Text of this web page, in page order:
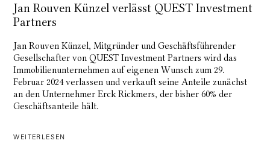
Jan Rouven Künzel verlässt QUEST Investment
Partners
Jan Rouven Künzel, Mitgründer und Geschäftsführender
Gesellschafter von QUEST Investment Partners wird das
Immobilienunternehmen auf eigenen Wunsch zum 29.
Februar 2024 verlassen und verkauft seine Anteile zunächst
an den Unternehmer Erck Rickmers, der bisher 60% der
Geschäftsanteile hält.
WEITERLESEN